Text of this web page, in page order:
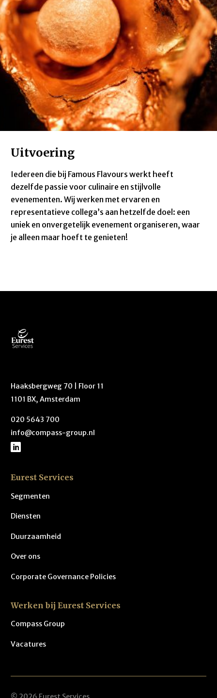
Uitvoering
Iedereen die bij Famous Flavours werkt heeft
dezelfde passie voor culinaire en stijlvolle
evenementen. Wij werken met ervaren en
representatieve collega’s aan hetzelfde doel: een
uniek en onvergetelijk evenement organiseren, waar
je alleen maar hoeft te genieten!
Haaksbergweg 70 | Floor 11
1101 BX, Amsterdam
020 5643 700
info@compass-group.nl
Eurest Services
Segmenten
Diensten
Duurzaamheid
Over ons
Corporate Governance Policies
Werken bij Eurest Services
Compass Group
Vacatures